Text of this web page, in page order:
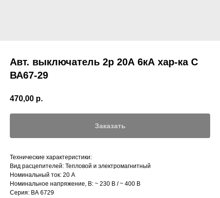
Авт. выключатель 2р 20А 6кА хар-ка С
ВА67-29
470,00 р.
Заказать
Технические характеристики:
Вид расцепителей: Тепловой и электромагнитный
Номинальный ток: 20 А
Номинальное напряжение, В: ~ 230 В / ~ 400 В
Серия: ВА 6729